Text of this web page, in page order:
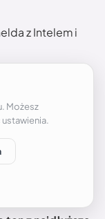
z Intelem i
Windows
klawiatury.
i niszę.